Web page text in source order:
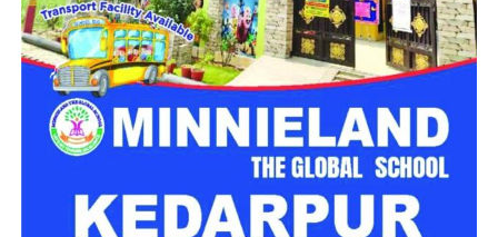
महिला सशक्तिकरण एवं बाल विकास विभागके निदेशक आईएएस बंशीलाल
राणा के मुताबिक, नारी निकेतन में आने वाली कई महिलाएं और बच्चे खुद को
एक बंद संस्थान या जेल जैसी जगह पर महसूस करते हैं। यही वजह है कि
कई बार बच्चे वहां से निकलने या भागने की कोशिश तक करने लगते हैं।
इसी समस्या को ध्यान में रखते हुए विभाग अब ऐसा इंफ्रास्ट्रक्चर तैयार
करने की दिशा में काम कर रहा है, जहां रहने वाले लोगों को संस्थागत माहौल
के बजाय परिवार जैसा वातावरण मिल सके।